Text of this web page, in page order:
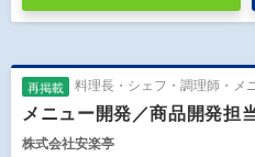
再掲載 料理長・シェフ・調理師・メ
メニュー開発／商品開発担
株式会社安楽亭